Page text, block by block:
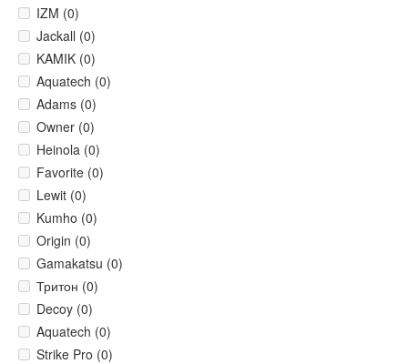
IZM (0)
Jackall (0)
KAMIK (0)
Aquatech (0)
Adams (0)
Owner (0)
Heinola (0)
Favorite (0)
Lewit (0)
Kumho (0)
Origin (0)
Gamakatsu (0)
Тритон (0)
Decoy (0)
Aquatech (0)
Strike Pro (0)